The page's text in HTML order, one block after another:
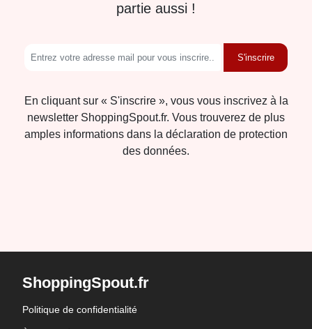
partie aussi !
S'inscrire
En cliquant sur « S'inscrire », vous vous inscrivez à la
newsletter ShoppingSpout.fr. Vous trouverez de plus
amples informations dans la déclaration de protection
des données.
ShoppingSpout.fr
Politique de confidentialité